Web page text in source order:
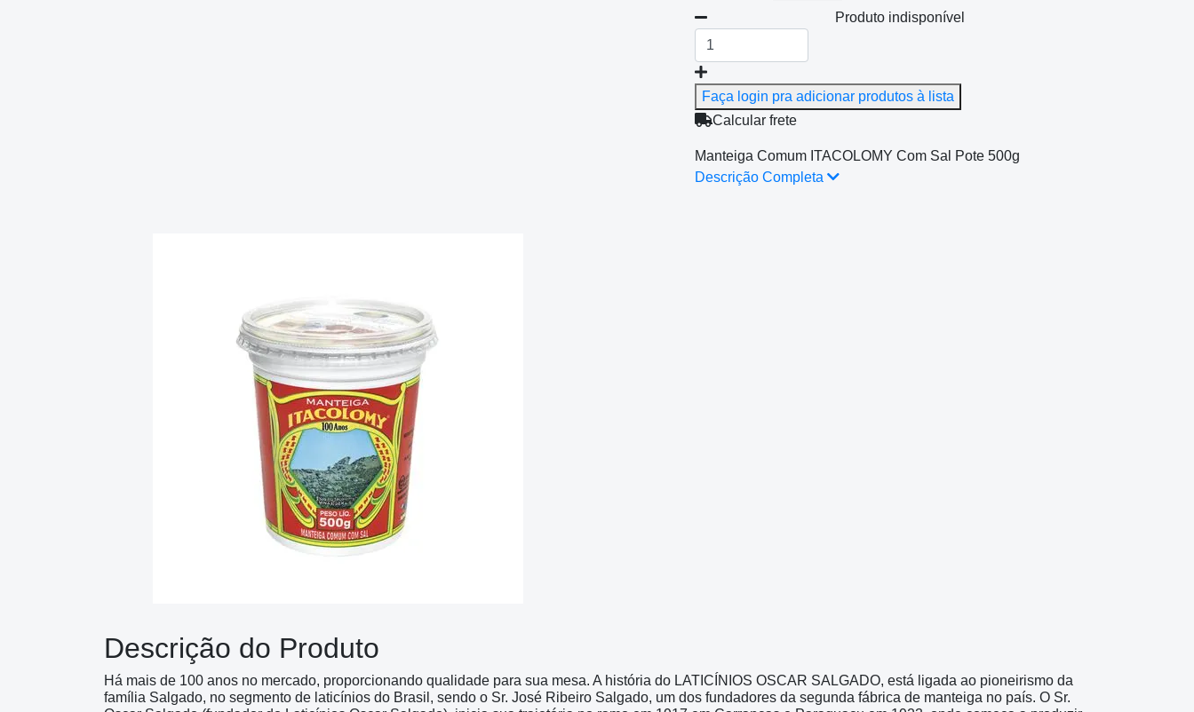
Produto indisponível
Faça login pra adicionar produtos à lista
Calcular frete
Manteiga Comum ITACOLOMY Com Sal Pote 500g
Descrição Completa
Descrição do Produto
Há mais de 100 anos no mercado, proporcionando qualidade para sua mesa. A história do LATICÍNIOS OSCAR SALGADO, está ligada ao pioneirismo da
família Salgado, no segmento de laticínios do Brasil, sendo o Sr. José Ribeiro Salgado, um dos fundadores da segunda fábrica de manteiga no país. O Sr.